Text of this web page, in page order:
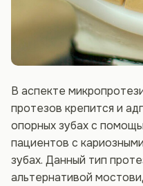
В аспекте
протезов крепится и
опорных зубах с
пациентов с
зубах. Данный тип
альтернативой